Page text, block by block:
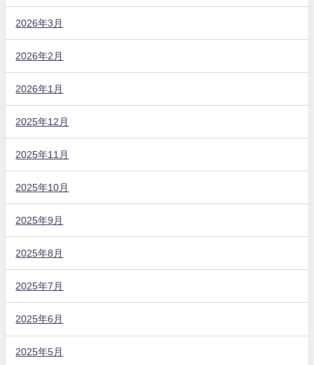
2026年3月
2026年2月
2026年1月
2025年12月
2025年11月
2025年10月
2025年9月
2025年8月
2025年7月
2025年6月
2025年5月